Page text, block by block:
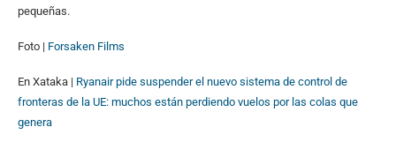
pequeñas.
Foto | Forsaken Films
En Xataka | Ryanair pide suspender el nuevo sistema de control de
fronteras de la UE: muchos están perdiendo vuelos por las colas que
genera